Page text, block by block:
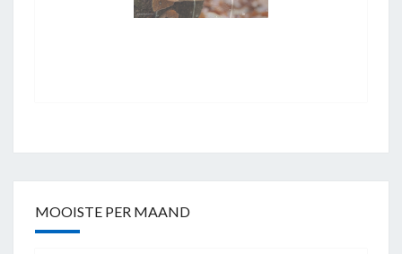
MOOISTE PER MAAND